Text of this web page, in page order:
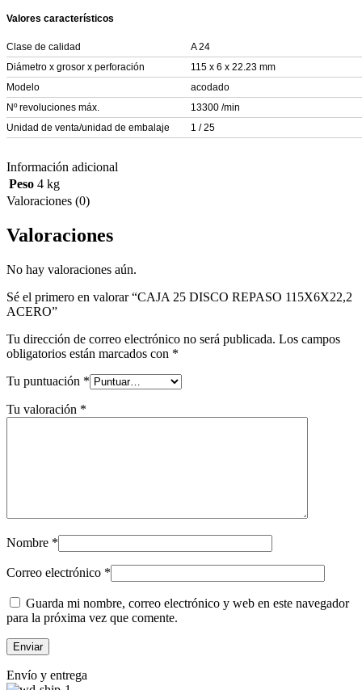
Valores característicos
Clase de calidad
A 24
Diámetro x grosor x perforación
115 x 6 x 22.23 mm
Modelo
acodado
Nº revoluciones máx.
13300 /min
Unidad de venta/unidad de embalaje
1 / 25
Información adicional
Peso 4 kg
Valoraciones (0)
Valoraciones
No hay valoraciones aún.
Sé el primero en valorar “CAJA 25 DISCO REPASO 115X6X22,2
ACERO”
Tu dirección de correo electrónico no será publicada. Los campos
obligatorios están marcados con *
Tu puntuación *
Tu valoración *
Nombre *
Correo electrónico *
Guarda mi nombre, correo electrónico y web en este navegador
para la próxima vez que comente.
Envío y entrega